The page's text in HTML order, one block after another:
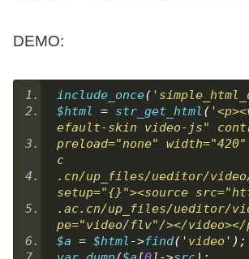
DEMO:
include_once(
$html = str_get_html (
efault-skin video-js"
preload="none"
c
.cn/up_files/ueditor/video/
setup="{}"><source
.ac.cn/up_files/ueditor/
pe="video/flv"/></video></
$a = $html ->find( 'video' );